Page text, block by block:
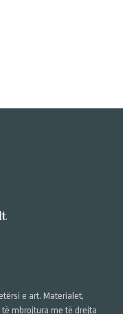
e art. Materialet,
mbrojtura me të drejta